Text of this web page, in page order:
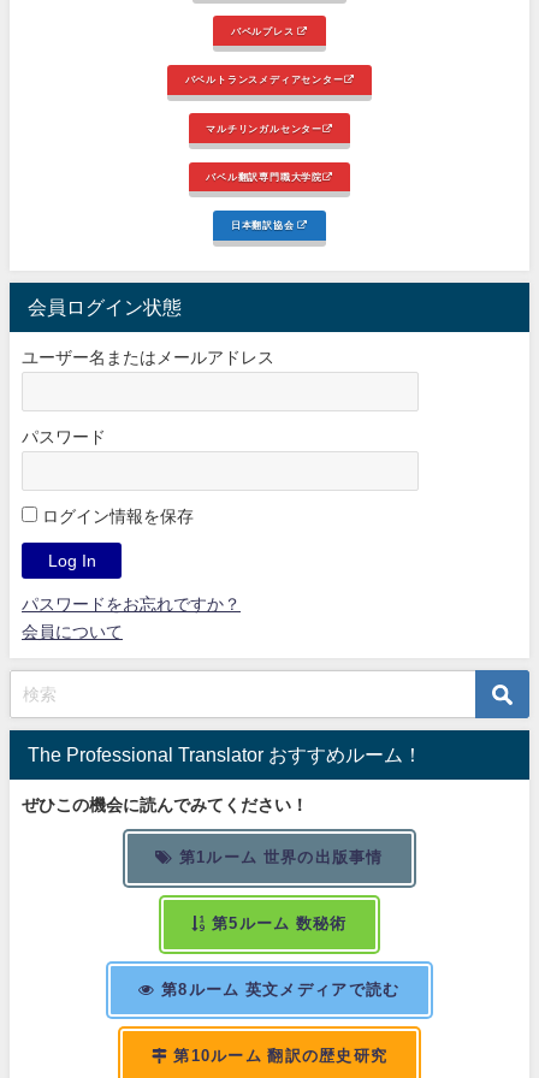
バベルプレス
バベルトランスメディアセンター
マルチリンガルセンター
バベル翻訳専門職大学院
日本翻訳協会
会員ログイン状態
ユーザー名またはメールアドレス
パスワード
ログイン情報を保存
パスワードをお忘れですか？
会員について
The Professional Translator おすすめルーム！
ぜひこの機会に読んでみてください！
第1ルーム 世界の出版事情
第5ルーム 数秘術
第8ルーム 英文メディアで読む
第10ルーム 翻訳の歴史研究